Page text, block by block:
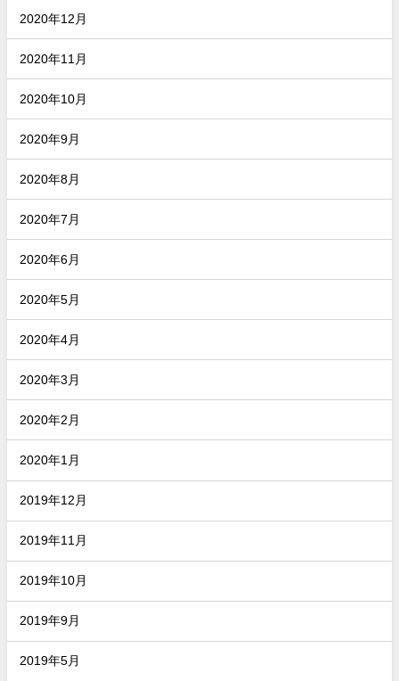
2020年12月
2020年11月
2020年10月
2020年9月
2020年8月
2020年7月
2020年6月
2020年5月
2020年4月
2020年3月
2020年2月
2020年1月
2019年12月
2019年11月
2019年10月
2019年9月
2019年5月